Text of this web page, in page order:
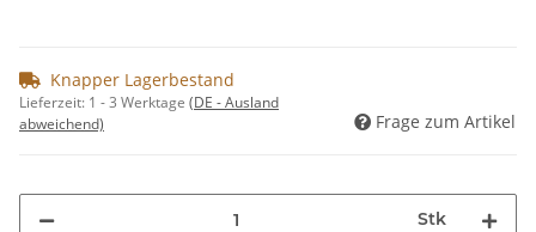
Knapper Lagerbestand
Lieferzeit: 1 - 3 Werktage (DE - Ausland
abweichend)
Frage zum Artikel
Stk